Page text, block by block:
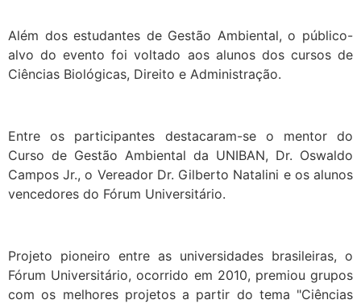
Além dos estudantes de Gestão Ambiental, o público-
alvo do evento foi voltado aos alunos dos cursos de
Ciências Biológicas, Direito e Administração.
Entre os participantes destacaram-se o mentor do
Curso de Gestão Ambiental da UNIBAN, Dr. Oswaldo
Campos Jr., o Vereador Dr. Gilberto Natalini e os alunos
vencedores do Fórum Universitário.
Projeto pioneiro entre as universidades brasileiras, o
Fórum Universitário, ocorrido em 2010, premiou grupos
com os melhores projetos a partir do tema "Ciências